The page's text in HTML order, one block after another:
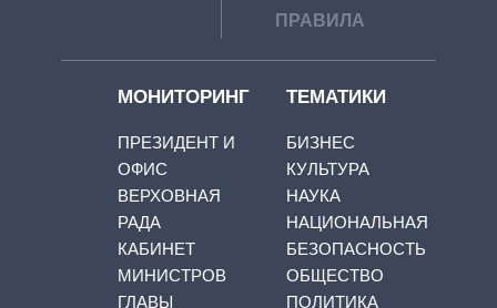
ПРАВИЛА
МОНИТОРИНГ
ПРЕЗИДЕНТ И
ОФИС
ВЕРХОВНАЯ
РАДА
КАБИНЕТ
МИНИСТРОВ
ГЛАВЫ
ТЕМАТИКИ
БИЗНЕС
КУЛЬТУРА
НАУКА
НАЦИОНАЛЬНАЯ
БЕЗОПАСНОСТЬ
ОБЩЕСТВО
ПОЛИТИКА